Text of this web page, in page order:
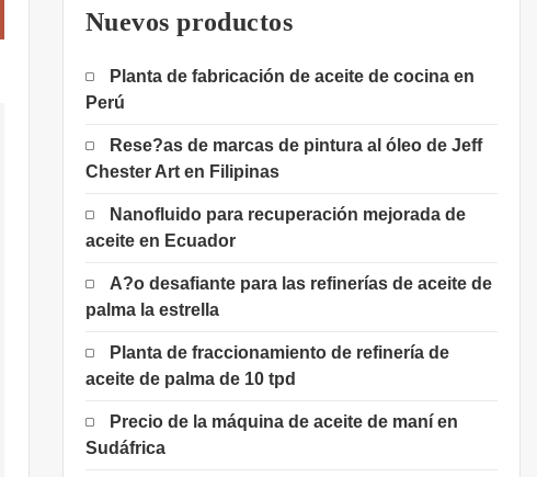
Nuevos productos
Planta de fabricación de aceite de cocina en
Perú
Rese?as de marcas de pintura al óleo de Jeff
Chester Art en Filipinas
Nanofluido para recuperación mejorada de
aceite en Ecuador
A?o desafiante para las refinerías de aceite de
palma la estrella
Planta de fraccionamiento de refinería de
aceite de palma de 10 tpd
Precio de la máquina de aceite de maní en
Sudáfrica